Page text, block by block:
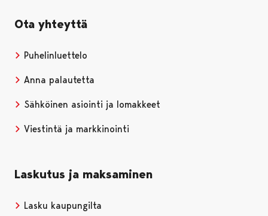
Ota yhteyttä
Puhelinluettelo
Anna palautetta
Sähköinen asiointi ja lomakkeet
Viestintä ja markkinointi
Laskutus ja maksaminen
Lasku kaupungilta